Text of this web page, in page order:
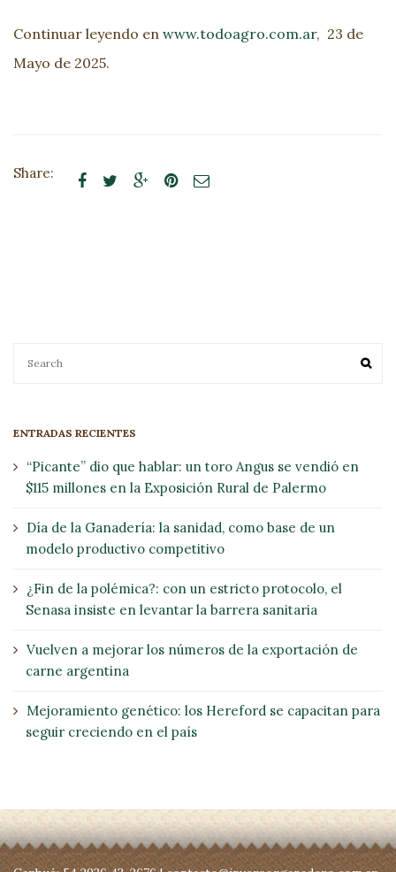
Continuar leyendo en www.todoagro.com.ar, 23 de
Mayo de 2025.
Share:     
ENTRADAS RECIENTES
“Picante” dio que hablar: un toro Angus se vendió en
$115 millones en la Exposición Rural de Palermo
Día de la Ganadería: la sanidad, como base de un
modelo productivo competitivo
¿Fin de la polémica?: con un estricto protocolo, el
Senasa insiste en levantar la barrera sanitaria
Vuelven a mejorar los números de la exportación de
carne argentina
Mejoramiento genético: los Hereford se capacitan para
seguir creciendo en el país